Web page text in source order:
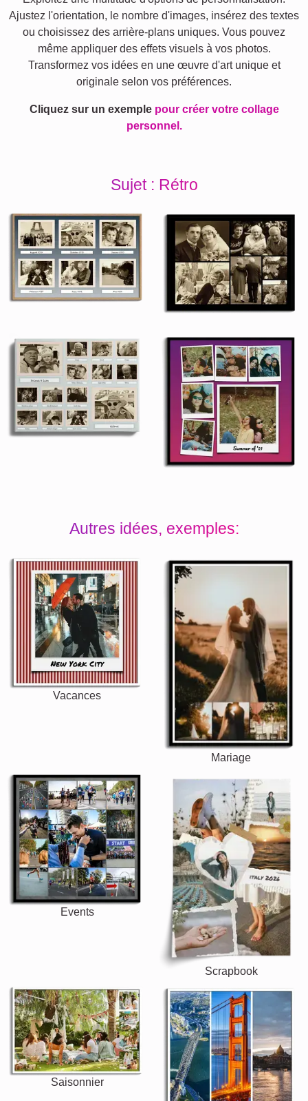
Ajustez l'orientation, le nombre d'images, insérez des textes
ou choisissez des arrière-plans uniques. Vous pouvez
même appliquer des effets visuels à vos photos.
Transformez vos idées en une œuvre d'art unique et
originale selon vos préférences.
Cliquez sur un exemple pour créer votre collage
personnel.
Sujet : Rétro
Autres idées, exemples:
Vacances
Mariage
Events
Scrapbook
Saisonnier